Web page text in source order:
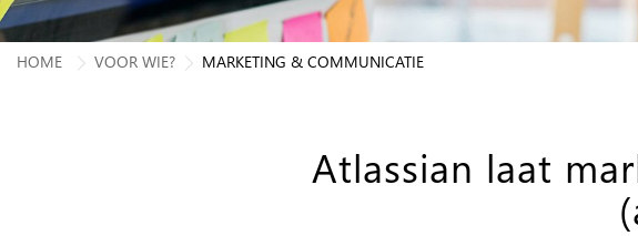
HOME VOOR WIE? MARKETING & COMMUNICATIE
Atlassian laat